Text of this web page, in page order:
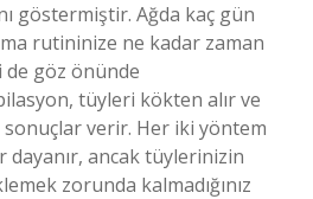
göstermiştir. Ağda kaç gün
rutininize ne kadar zaman
de göz önünde
tüyleri kökten alır ve
verir. Her iki yöntem
ancak tüylerinizin
zorunda kalmadığınız